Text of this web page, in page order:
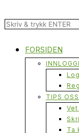
FORSIDEN
TIPS OSS
Ta